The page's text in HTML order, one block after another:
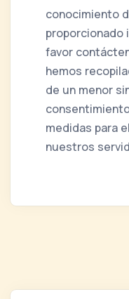
conocimiento
proporcionado
favor
hemos
de un menor
medidas para
nuestros